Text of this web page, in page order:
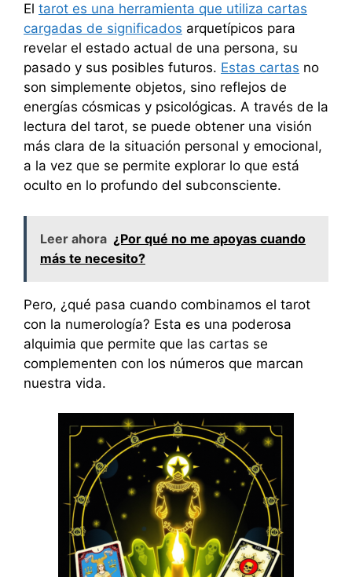
El tarot es una herramienta que utiliza cartas
cargadas de significados arquetípicos para
revelar el estado actual de una persona, su
pasado y sus posibles futuros. Estas cartas no
son simplemente objetos, sino reflejos de
energías cósmicas y psicológicas. A través de la
lectura del tarot, se puede obtener una visión
más clara de la situación personal y emocional,
a la vez que se permite explorar lo que está
oculto en lo profundo del subconsciente.
Leer ahora ¿Por qué no me apoyas cuando
más te necesito?
Pero, ¿qué pasa cuando combinamos el tarot
con la numerología? Esta es una poderosa
alquimia que permite que las cartas se
complementen con los números que marcan
nuestra vida.